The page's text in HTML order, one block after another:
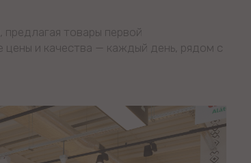
товары первой
и качества — каждый день, рядом с